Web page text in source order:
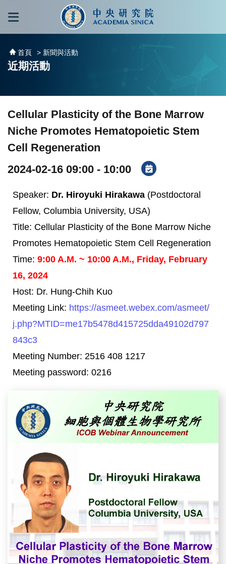
跳到主要內容區塊
首頁 > 新聞與活動
近期活動
Cellular Plasticity of the Bone Marrow
Niche Promotes Hematopoietic Stem
Cell Regeneration
2024-02-16 09:00 - 10:00
Speaker: Dr. Hiroyuki Hirakawa (Postdoctoral
Fellow, Columbia University, USA)
Title: Cellular Plasticity of the Bone Marrow Niche
Promotes Hematopoietic Stem Cell Regeneration
Time: 9:00 A.M. ~ 10:00 A.M., Friday, February
16, 2024
Host: Dr. Hung-Chih Kuo
Meeting Link: https://asmeet.webex.com/asmeet/
j.php?MTID=me17b5478d415725dda49102d797
843c3
Meeting Number: 2516 408 1217
Meeting password: 0216